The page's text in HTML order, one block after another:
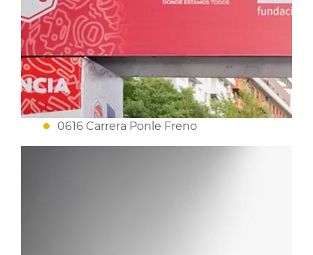
0616 Carrera Ponle Freno